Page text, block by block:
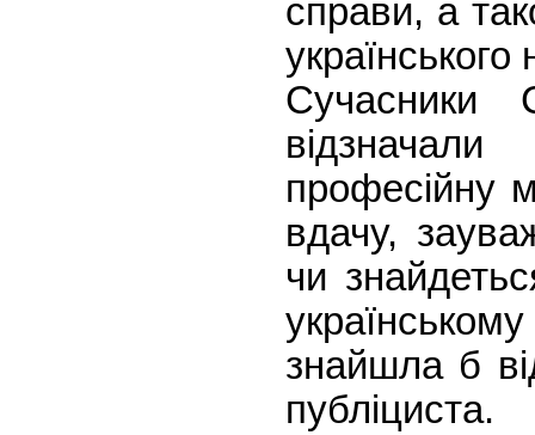
справи, а
українського
професійну
вдачу,
чи
знайшла б
публіциста.